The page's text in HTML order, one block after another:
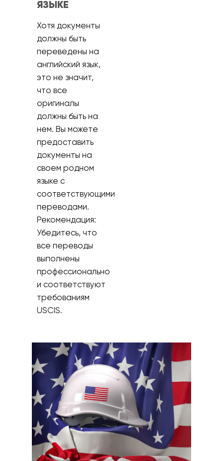
ЯЗЫКЕ
Хотя документы
должны быть
переведены на
английский язык,
это не значит,
что все
оригиналы
должны быть на
нем. Вы можете
предоставить
документы на
своем родном
языке с
соответствующими
переводами.
Рекомендация:
Убедитесь, что
все переводы
выполнены
профессионально
и соответствуют
требованиям
USCIS.